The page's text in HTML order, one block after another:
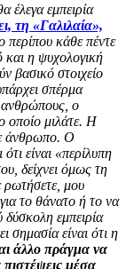
έλεγα εμπειρία
τη «Γαλιλαία»,
περίπου κάθε πέντε
και η ψυχολογική
βασικό στοιχείο
σπέρμα
ανθρώπους, ο
οποίο μιλάτε. Η
άνθρωπο. Ο
είναι «περίλυπη
δείχνει όμως τη
ρωτήσετε, μου
το θάνατο ή το να
δύσκολη εμπειρία
σημασία είναι ότι η
άλλο πράγμα να
πιστέψεις μέσα